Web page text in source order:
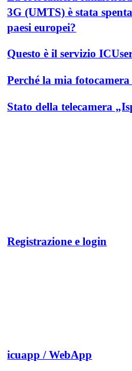
3G (UMTS) è stata
paesi europei?
Questo è il servizio
Perché la mia
Stato della telecamera
Registrazione e login
icuapp / WebApp